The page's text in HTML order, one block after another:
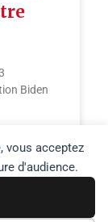
vous acceptez
d'audience.
Biden